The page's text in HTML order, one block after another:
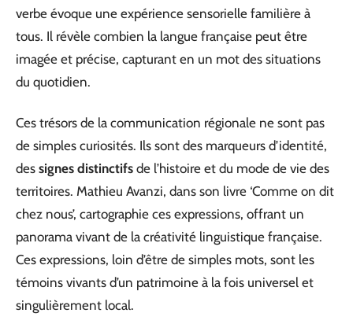
verbe évoque une expérience sensorielle familière à
tous. Il révèle combien la langue française peut être
imagée et précise, capturant en un mot des situations
du quotidien.
Ces trésors de la communication régionale ne sont pas
de simples curiosités. Ils sont des marqueurs d’identité,
des signes distinctifs de l’histoire et du mode de vie des
territoires. Mathieu Avanzi, dans son livre ‘Comme on dit
chez nous’, cartographie ces expressions, offrant un
panorama vivant de la créativité linguistique française.
Ces expressions, loin d’être de simples mots, sont les
témoins vivants d’un patrimoine à la fois universel et
singulièrement local.